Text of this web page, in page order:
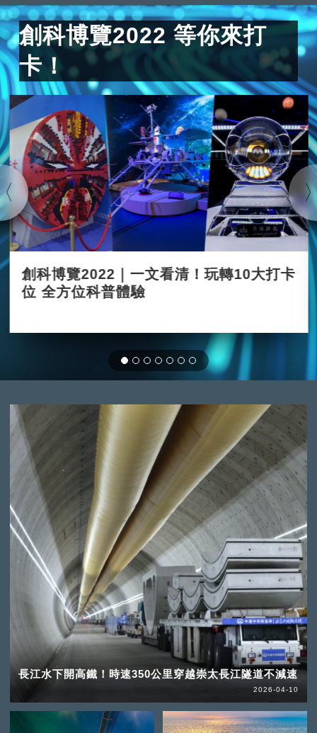
創科博覽2022 等你來打
卡！
創科博覽2022｜一文看清！玩轉10大打卡
位 全方位科普體驗
長江水下開高鐵！時速350公里穿越崇太長江隧道不減速
2026-04-10